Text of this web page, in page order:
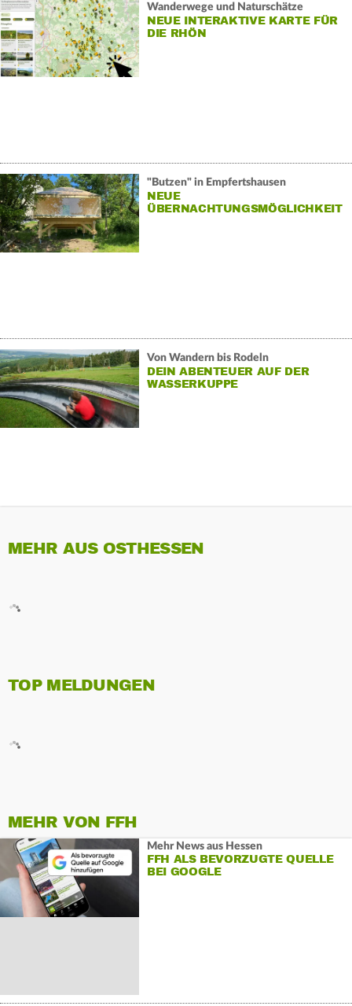
Wanderwege und Naturschätze
NEUE INTERAKTIVE KARTE FÜR
DIE RHÖN
"Butzen" in Empfertshausen
NEUE
ÜBERNACHTUNGSMÖGLICHKEIT
Von Wandern bis Rodeln
DEIN ABENTEUER AUF DER
WASSERKUPPE
MEHR AUS OSTHESSEN
TOP MELDUNGEN
MEHR VON FFH
Mehr News aus Hessen
FFH ALS BEVORZUGTE QUELLE
BEI GOOGLE